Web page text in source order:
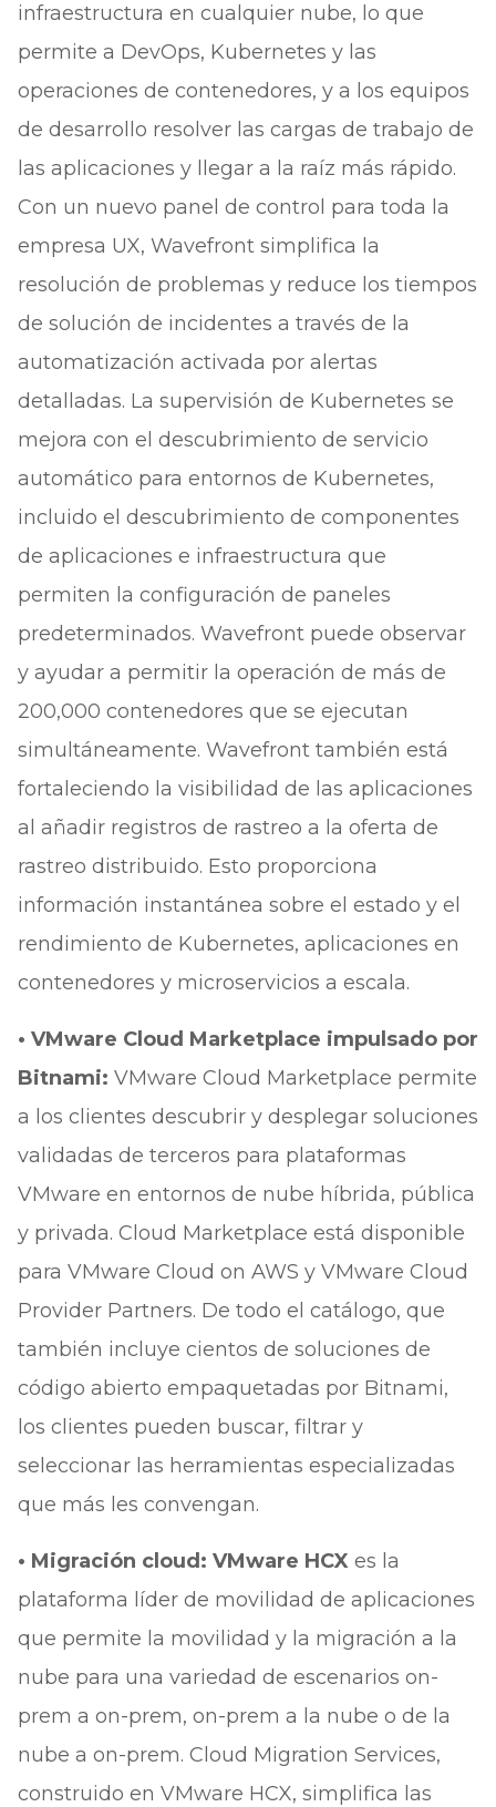
infraestructura en cualquier nube, lo que
permite a DevOps, Kubernetes y las
operaciones de contenedores, y a los equipos
de desarrollo resolver las cargas de trabajo de
las aplicaciones y llegar a la raíz más rápido.
Con un nuevo panel de control para toda la
empresa UX, Wavefront simplifica la
resolución de problemas y reduce los tiempos
de solución de incidentes a través de la
automatización activada por alertas
detalladas. La supervisión de Kubernetes se
mejora con el descubrimiento de servicio
automático para entornos de Kubernetes,
incluido el descubrimiento de componentes
de aplicaciones e infraestructura que
permiten la configuración de paneles
predeterminados. Wavefront puede observar
y ayudar a permitir la operación de más de
200,000 contenedores que se ejecutan
simultáneamente. Wavefront también está
fortaleciendo la visibilidad de las aplicaciones
al añadir registros de rastreo a la oferta de
rastreo distribuido. Esto proporciona
información instantánea sobre el estado y el
rendimiento de Kubernetes, aplicaciones en
contenedores y microservicios a escala.
• VMware Cloud Marketplace impulsado por
Bitnami: VMware Cloud Marketplace permite
a los clientes descubrir y desplegar soluciones
validadas de terceros para plataformas
VMware en entornos de nube híbrida, pública
y privada. Cloud Marketplace está disponible
para VMware Cloud on AWS y VMware Cloud
Provider Partners. De todo el catálogo, que
también incluye cientos de soluciones de
código abierto empaquetadas por Bitnami,
los clientes pueden buscar, filtrar y
seleccionar las herramientas especializadas
que más les convengan.
• Migración cloud: VMware HCX es la
plataforma líder de movilidad de aplicaciones
que permite la movilidad y la migración a la
nube para una variedad de escenarios on-
prem a on-prem, on-prem a la nube o de la
nube a on-prem. Cloud Migration Services,
construido en VMware HCX, simplifica las